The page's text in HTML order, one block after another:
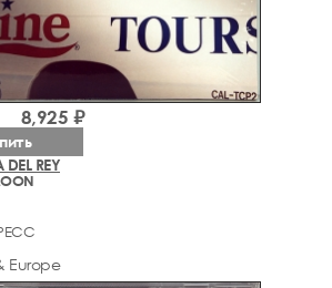
REY
Europe
8,925 ₽